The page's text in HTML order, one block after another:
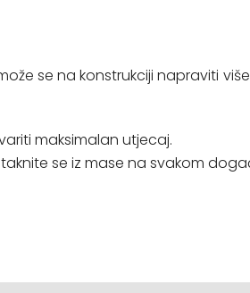
se na konstrukciji napraviti
maksimalan utjecaj.
se iz mase na svakom